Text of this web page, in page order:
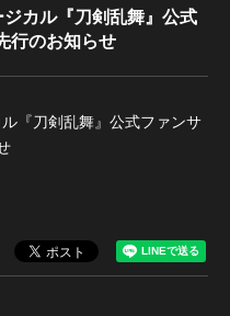
カル『刀剣乱舞』公式
行のお知らせ
『刀剣乱舞』公式ファンサ